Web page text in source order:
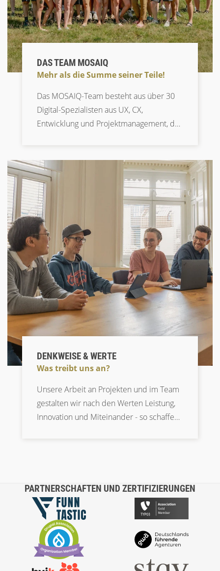
DAS TEAM MOSAIQ
Mehr als die Summe seiner Teile!
Das MOSAIQ-Team besteht aus über 30
Digital-Spezialisten aus UX, CX,
Entwicklung und Projektmanagement, das
DENKWEISE & WERTE
Was treibt uns an?
Unsere Arbeit an Projekten und im Team
gestalten wir nach den Werten Leistung,
Innovation und Miteinander - so schaffen
PARTNERSCHAFTEN UND ZERTIFIZIERUNGEN